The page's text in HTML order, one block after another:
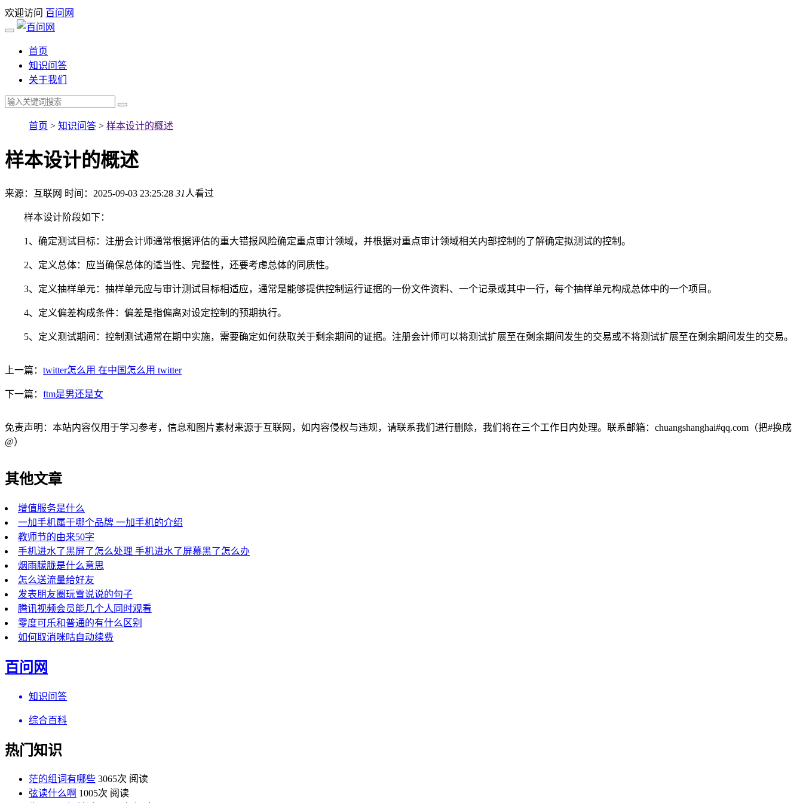
欢迎访问 百问网
首页
知识问答
关于我们
首页 > 知识问答 > 样本设计的概述
样本设计的概述
来源：互联网 时间：2025-09-03 23:25:28 31 人看过
样本设计阶段如下：
1、确定测试目标：注册会计师通常根据评估的重大错报风险确定重点审计领域，并根据对重点审计领域相关内部控制的了解确定拟测试的控制。
2、定义总体：应当确保总体的适当性、完整性，还要考虑总体的同质性。
3、定义抽样单元：抽样单元应与审计测试目标相适应，通常是能够提供控制运行证据的一份文件资料、一个记录或其中一行，每个抽样单元构成总体中的一个项目。
4、定义偏差构成条件：偏差是指偏离对设定控制的预期执行。
5、定义测试期间：控制测试通常在期中实施，需要确定如何获取关于剩余期间的证据。注册会计师可以将测试扩展至在剩余期间发生的交易或不将测试扩展至在剩余期间发生的交易。
上一篇： twitter怎么用 在中国怎么用 twitter
下一篇： ftm是男还是女
免责声明：本站内容仅用于学习参考，信息和图片素材来源于互联网，如内容侵权与违规，请联系我们进行删除，我们将在三个工作日内处理。联系邮箱：chuangshanghai#qq.com（把#换成
@）
其他文章
增值服务是什么
一加手机属于哪个品牌 一加手机的介绍
教师节的由来50字
手机进水了黑屏了怎么处理 手机进水了屏幕黑了怎么办
烟雨朦胧是什么意思
怎么送流量给好友
发表朋友圈玩雪说说的句子
腾讯视频会员能几个人同时观看
零度可乐和普通的有什么区别
如何取消咪咕自动续费
百问网
知识问答
综合百科
热门知识
茫的组词有哪些 3065次 阅读
弦读什么啊 1005次 阅读